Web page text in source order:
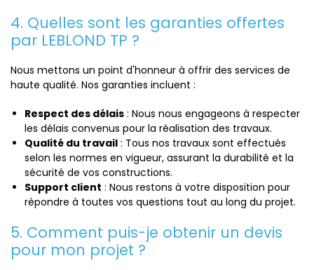
4. Quelles sont les garanties offertes
par LEBLOND TP ?
Nous mettons un point d'honneur à offrir des services de
haute qualité. Nos garanties incluent :
Respect des délais : Nous nous engageons à respecter
les délais convenus pour la réalisation des travaux.
Qualité du travail : Tous nos travaux sont effectués
selon les normes en vigueur, assurant la durabilité et la
sécurité de vos constructions.
Support client : Nous restons à votre disposition pour
répondre à toutes vos questions tout au long du projet.
5. Comment puis-je obtenir un devis
pour mon projet ?